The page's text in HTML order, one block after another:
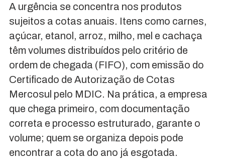
A urgência se concentra nos produtos
sujeitos a cotas anuais. Itens como carnes,
açúcar, etanol, arroz, milho, mel e cachaça
têm volumes distribuídos pelo critério de
ordem de chegada (FIFO), com emissão do
Certificado de Autorização de Cotas
Mercosul pelo MDIC. Na prática, a empresa
que chega primeiro, com documentação
correta e processo estruturado, garante o
volume; quem se organiza depois pode
encontrar a cota do ano já esgotada.